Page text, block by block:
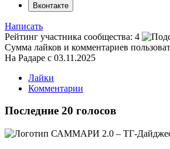
Вконтакте
Написать
Рейтинг участника сообщества: 4
Сумма лайков и комментариев
На Радаре с 03.11.2025
Лайки
Комментарии
Последние 20 голосов